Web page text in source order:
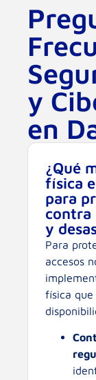
y
en
¿Qué
física
para
contra
y
Para
accesos
física